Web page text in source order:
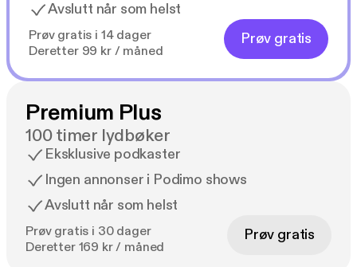
Avslutt når som helst
Prøv gratis i 14 dager
Deretter 99 kr / måned
Prøv gratis
Premium Plus
100 timer lydbøker
Eksklusive podkaster
Ingen annonser i Podimo shows
Avslutt når som helst
Prøv gratis i 30 dager
Deretter 169 kr / måned
Prøv gratis